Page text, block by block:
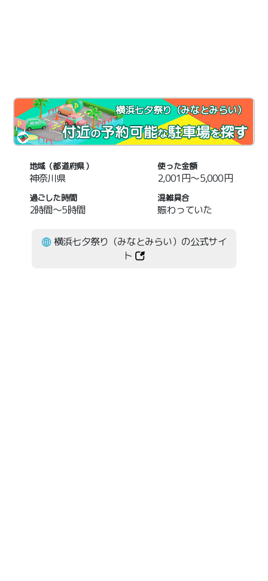
横浜七夕祭り（みなとみらい）
地域（都道府県）
神奈川県
使った金額
2,001円～5,000円
過ごした時間
2時間～5時間
混雑具合
賑わっていた
横浜七夕祭り（みなとみらい）の公式サイ
ト